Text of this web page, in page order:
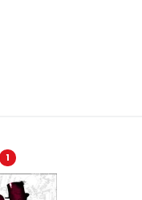
1